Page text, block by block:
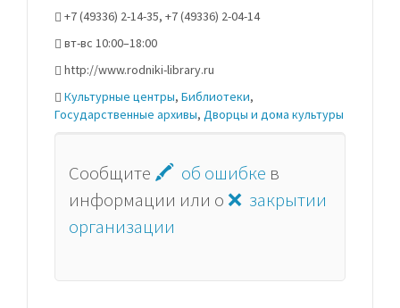
+7 (49336) 2-14-35, +7 (49336) 2-04-14
вт-вс 10:00–18:00
http://www.rodniki-library.ru
Культурные центры, Библиотеки,
Государственные архивы, Дворцы и дома культуры
Сообщите 🖍 об ошибке в
информации или о ❌ закрытии
организации